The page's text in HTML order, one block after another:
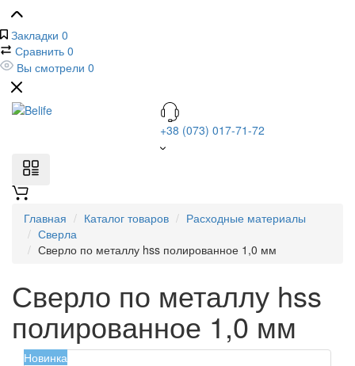
Закладки 0
Сравнить 0
Вы смотрели 0
+38 (073) 017-71-72
Главная Каталог товаров
Расходные материалы
Сверла
Сверло по металлу hss полированное 1,0 мм
Сверло по металлу hss
полированное 1,0 мм
Новинка